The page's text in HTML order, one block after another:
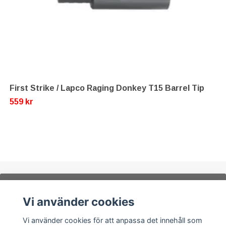
First Strike / Lapco Raging Donkey T15 Barrel Tip
559 kr
rabattkod på 5% för ditt nästa köp!
Vi använder cookies
Vi använder cookies för att anpassa det innehåll som